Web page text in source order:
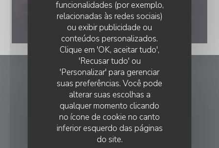
funcionalidades (por exemplo,
relacionadas às redes sociais)
ou exibir publicidade ou
conteúdos personalizados.
Clique em 'OK, aceitar tudo',
'Recusar tudo' ou
'Personalizar' para gerenciar
suas preferências. Você pode
alterar suas escolhas a
qualquer momento clicando
no ícone de cookie no canto
inferior esquerdo das páginas
do site.
Les Boulistes
9 Pl. Tabareau 69004 Lyon((abre numa nova
04 78 28 44 13
RESERVA